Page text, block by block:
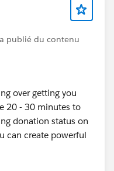
a publié du contenu
over getting you
20 - 30 minutes to
donation status on
can create powerful